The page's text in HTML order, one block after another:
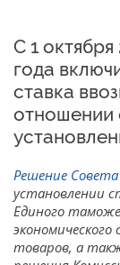
С 1
года
ставка
отношении
Решение
установлении
Единого
товаров, а